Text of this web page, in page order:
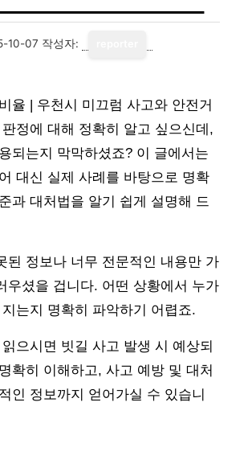
10-07 작성자:
율 | 우천시 미끄럼 사고와 안전거
정에 대해 정확히 알고 싶으신데,
되는지 막막하셨죠? 이 글에서는
대신 실제 사례를 바탕으로 명확
과 대처법을 알기 쉽게 설명해 드
된 정보나 너무 전문적인 내용만 가
우셨을 겁니다. 어떤 상황에서 누가
는지 명확히 파악하기 어렵죠.
으시면 빗길 사고 발생 시 예상되
확히 이해하고, 사고 예방 및 대처
인 정보까지 얻어가실 수 있습니